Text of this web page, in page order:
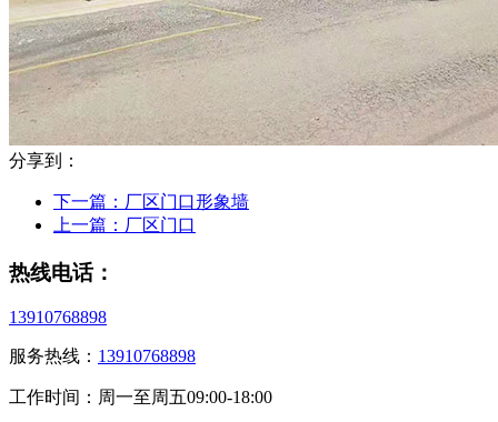
分享到：
下一篇： 厂区门口形象墙
上一篇： 厂区门口
热线电话：
13910768898
服务热线： 13910768898
工作时间：周一至周五09:00-18:00